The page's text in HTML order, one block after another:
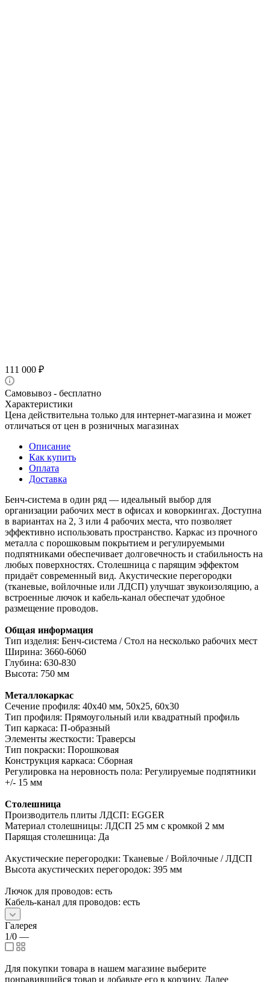
111 000 ₽
Самовывоз - бесплатно
Характеристики
Цена действительна только для интернет-магазина и может
отличаться от цен в розничных магазинах
Описание
Как купить
Оплата
Доставка
Бенч-система в один ряд — идеальный выбор для
организации рабочих мест в офисах и коворкингах. Доступна
в вариантах на 2, 3 или 4 рабочих места, что позволяет
эффективно использовать пространство. Каркас из прочного
металла с порошковым покрытием и регулируемыми
подпятниками обеспечивает долговечность и стабильность на
любых поверхностях. Столешница с парящим эффектом
придаёт современный вид. Акустические перегородки
(тканевые, войлочные или ЛДСП) улучшат звукоизоляцию, а
встроенные лючок и кабель-канал обеспечат удобное
размещение проводов.
Общая информация
Тип изделия: Бенч-система / Стол на несколько рабочих мест
Ширина: 3660-6060
Глубина: 630-830
Высота: 750 мм
Металлокаркас
Сечение профиля: 40х40 мм, 50х25, 60х30
Тип профиля: Прямоугольный или квадратный профиль
Тип каркаса: П-образный
Элементы жесткости: Траверсы
Тип покраски: Порошковая
Конструкция каркаса: Сборная
Регулировка на неровность пола: Регулируемые подпятники
+/- 15 мм
Столешница
Производитель плиты ЛДСП: EGGER
Материал столешницы: ЛДСП 25 мм с кромкой 2 мм
Парящая столешница: Да
Акустические перегородки: Тканевые / Войлочные / ЛДСП
Высота акустических перегородок: 395 мм
Лючок для проводов: есть
Кабель-канал для проводов: есть
Галерея
1/0 —
Для покупки товара в нашем магазине выберите
понравившийся товар и добавьте его в корзину. Далее